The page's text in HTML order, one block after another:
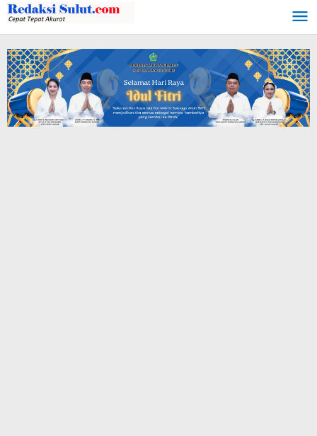
Lewati
ke
konten